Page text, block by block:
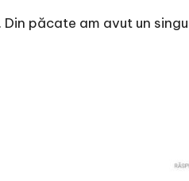
păcate am avut un